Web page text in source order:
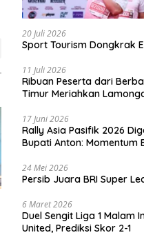
20 Juli 2026
Sport Tourism Dongkrak
11 Juli 2026
Ribuan Peserta dari
Timur Meriahkan
17 Juni 2026
Rally Asia Pasifik 2026
Bupati Anton: Momentum
24 Mei 2026
Persib Juara BRI Super
6 Maret 2026
Duel Sengit Liga 1 Malam
United, Prediksi Skor 2-1